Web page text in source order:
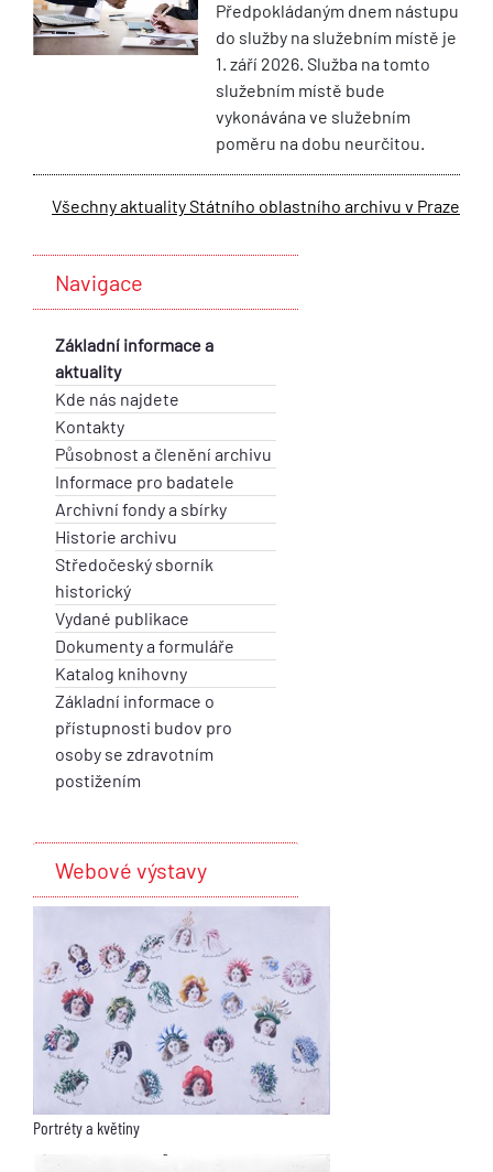
Předpokládaným dnem nástupu
do služby na služebním místě je
1. září 2026. Služba na tomto
služebním místě bude
vykonávána ve služebním
poměru na dobu neurčitou.
Všechny aktuality Státního oblastního archivu v Praze
Navigace
Základní informace a
aktuality
Kde nás najdete
Kontakty
Působnost a členění archivu
Informace pro badatele
Archivní fondy a sbírky
Historie archivu
Středočeský sborník
historický
Vydané publikace
Dokumenty a formuláře
Katalog knihovny
Základní informace o
přístupnosti budov pro
osoby se zdravotním
postižením
Webové výstavy
Portréty a květiny